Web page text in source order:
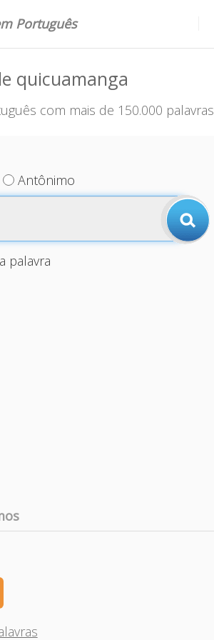
Português
quicuamanga
com mais de 150.000 palavras
Antônimo
palavra